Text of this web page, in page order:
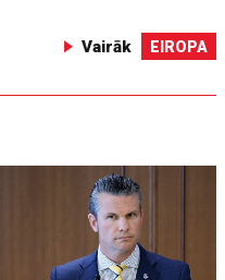
Vairāk EIROPA